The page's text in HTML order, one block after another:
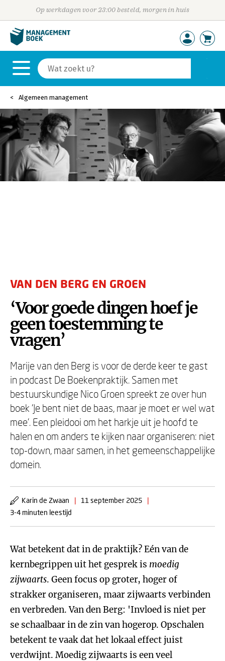
Op werkdagen voor 23:00 besteld, morgen in huis
Algemeen management
VAN DEN BERG EN GROEN
‘Voor goede dingen hoef je
geen toestemming te
vragen’
Marije van den Berg is voor de derde keer te gast
in podcast De Boekenpraktijk. Samen met
bestuurskundige Nico Groen spreekt ze over hun
boek 'Je bent niet de baas, maar je moet er wel wat
mee'. Een pleidooi om het harkje uit je hoofd te
halen en om anders te kijken naar organiseren: niet
top-down, maar samen, in het gemeenschappelijke
domein.
Karin de Zwaan | 11 september 2025
|
3-4 minuten leestijd
Wat betekent dat in de praktijk? Eén van de
kernbegrippen uit het gesprek is moedig
zijwaarts. Geen focus op groter, hoger of
strakker organiseren, maar zijwaarts verbinden
en verbreden. Van den Berg: 'Invloed is niet per
se schaalbaar in de zin van hogerop. Opschalen
betekent te vaak dat het lokaal effect juist
verdwijnt. Moedig zijwaarts is een veel